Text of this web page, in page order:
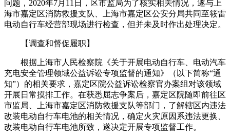
问题，2020年7月11日，区市监局为了核实相关情况，遂与上
海市嘉定区消防救援支队、上海市嘉定区公安分局共同至筱雷
电动自行车经营部现场进行检查，但并未及时作出处理决定。
【调查和督促履职】
根据上海市人民检察院《关于开展电动自行车、电动汽车
充电安全管理领域公益诉讼专项监督的通知》（以下简称“通
知”）的相关要求，嘉定区院公益诉讼检察官办案组对该领域
开展日常摸排工作。在获悉屈志争案后，嘉定区院随即前往区
市监局、上海市嘉定区消防救援支队等部门，了解辖区内违法
改装电动自行车电池的相关情况，确定火灾原因系违法更换、
改装电动自行车电池所致，遂决定开展专项监督工作。